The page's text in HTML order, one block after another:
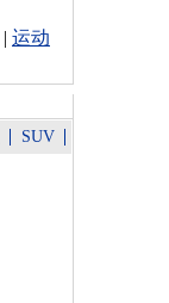
| 运动
SUV